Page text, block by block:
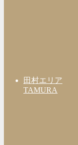
田村エリア
TAMURA